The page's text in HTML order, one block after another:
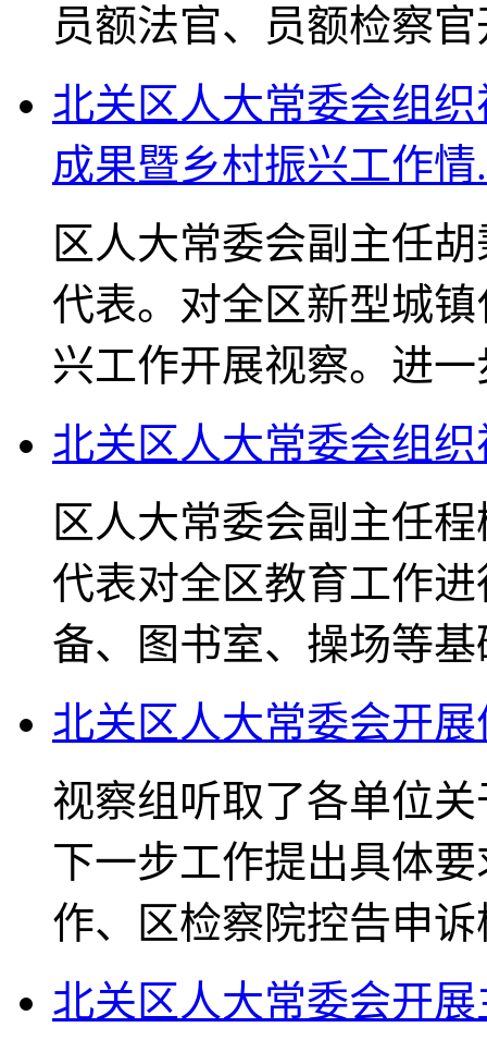
员额法官、员额检察
北关区人大常委会组
成果暨乡村振兴工作情
区人大常委会副主任
代表。对全区新型城
兴工作开展视察。进
北关区人大常委会组
区人大常委会副主任
代表对全区教育工作
备、图书室、操场等
北关区人大常委会开
视察组听取了各单位
下一步工作提出具体
作、区检察院控告申
北关区人大常委会开